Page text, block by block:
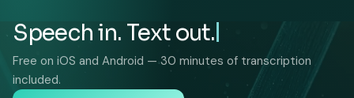
Speech in. Text out.
Free on iOS and Android — 30 minutes of transcription
included.